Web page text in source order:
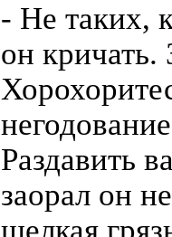
- Не таких,
он
Раздавить
заорал он